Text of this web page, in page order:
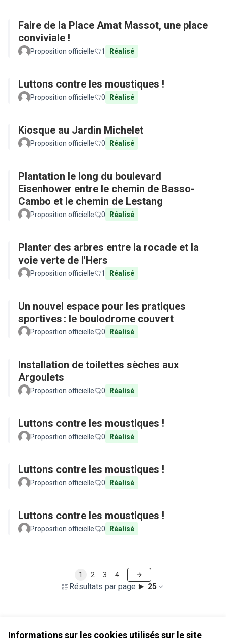
Informations sur les cookies utilisés sur le site
Faire de la Place Amat Massot, une place
conviviale !
Proposition officielle 1 Réalisé
Luttons contre les moustiques !
Proposition officielle 0 Réalisé
Kiosque au Jardin Michelet
Proposition officielle 0 Réalisé
Plantation le long du boulevard
Eisenhower entre le chemin de Basso-
Cambo et le chemin de Lestang
Proposition officielle 0 Réalisé
Planter des arbres entre la rocade et la
voie verte de l'Hers
Proposition officielle 1 Réalisé
Un nouvel espace pour les pratiques
sportives : le boulodrome couvert
Proposition officielle 0 Réalisé
Installation de toilettes sèches aux
Argoulets
Proposition officielle 0 Réalisé
Luttons contre les moustiques !
Proposition officielle 0 Réalisé
Luttons contre les moustiques !
Proposition officielle 0 Réalisé
Luttons contre les moustiques !
Proposition officielle 0 Réalisé
Résultats par page : 25
1 2 3 4